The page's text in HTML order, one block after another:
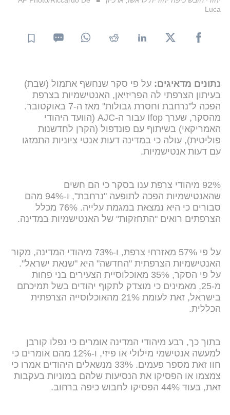
Luca
נתונים מדאיגים: על פי סקר שנחשף אתמול (שבת)
בעיתון הצרפתי לה הפריזיאן, האנטישמיות בצרפת
הפכה ל"נרחבת וחסרת גבולות" מאז ה-7 באוקטובר.
מהסקר, שערך Ifop עבור ה-AJC (הוועד היהודי
האמריקאי) בשיתוף עם פונדפול (הקרן לחדשנות
פוליטית), עולה כי במדינה דעות אנטי ציוניות התמזגו
עם דעות אנטישמיות.
92% מיהודי צרפת ענו בסקר כי הם חשים
שהאנטישמיות הפכה לתופעה "נרחבת", ו-94% מהם
סבורים כי היא נמצאת במגמת עלייה. 76% מכלל
הצרפתים רואים "התחזקות" של האנטישמיות במדינה.
על פי 57% מאזרחי צרפת, ו-73% מיהודי המדינה, מקור
האנטישמיות הצרפתית "החדשה" היא "שנאת ישראל".
על פי הסקר, 35% מאוכלוסיית הצעירים בני פחות
מ-25, מאמינים כי מוצדק לתקוף יהודים בשל תמיכתם
בישראל, זאת לעומת 21% מהאוכלוסייה הצרפתית
הכללית.
בתוך כך, רבע מיהודי המדינה אומרים כי נפלו קורבן
למעשה אנטישמי מילולי או פיזי, ו-12% מהם אומרים כי
חוו זאת מספר פעמים. 33% מנשאלים היהודים אמרו כי
צמצמו או הפסיקו את הנסיעות שלהם במוניות בעקבות
זאת, בעוד 44% הפסיקו לחבוש כיפה ברחוב.